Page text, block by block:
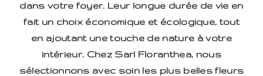
dans votre foyer. Leur longue durée de vie en
fait un choix économique et écologique, tout
en ajoutant une touche de nature à votre
intérieur. Chez Sarl Floranthea, nous
sélectionnons avec soin les plus belles fleurs